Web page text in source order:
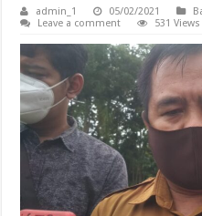
admin_1 05/02/2021
Leave a comment
531 Views